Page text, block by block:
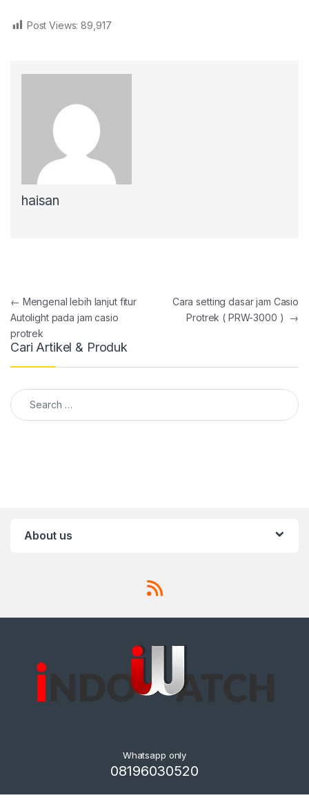
Post Views: 89,917
haisan
Post navigation
← Mengenal lebih lanjut fitur
Autolight pada jam casio
protrek
Cara setting dasar jam Casio
Protrek ( PRW-3000 )
→
Cari Artikel & Produk
Search for:
About us
Whatsapp only
08196030520